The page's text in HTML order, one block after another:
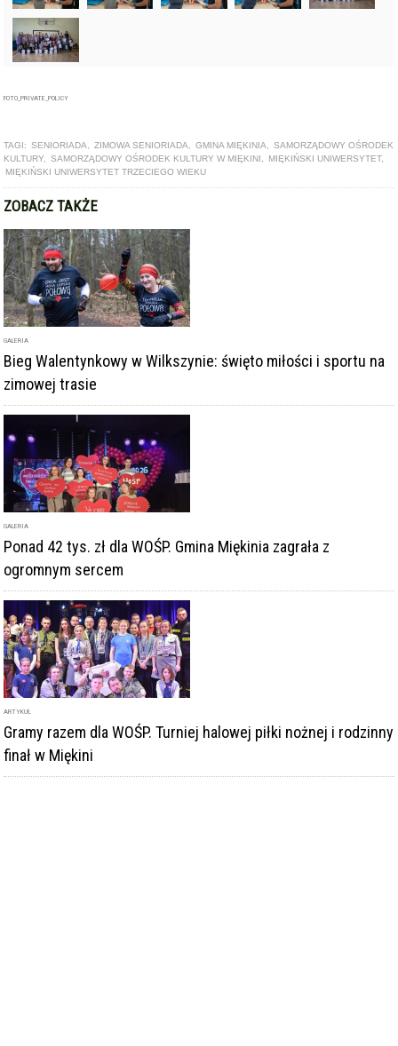
FOTO_PRIVATE_POLICY
TAGI: SENIORIADA ZIMOWA SENIORIADA GMINA MIĘKINIA
SAMORZĄDOWY OŚRODEK
KULTURY
SAMORZĄDOWY OŚRODEK KULTURY W MIĘKINI MIĘKIŃSKI UNIWERSYTET,
MIĘKIŃSKI UNIWERSYTET TRZECIEGO WIEKU
ZOBACZ TAKŻE
GALERIA
Bieg Walentynkowy w Wilkszynie: święto miłości i sportu na
zimowej trasie
GALERIA
Ponad 42 tys. zł dla WOŚP. Gmina Miękinia zagrała z
ogromnym sercem
ARTYKUŁ
Gramy razem dla WOŚP. Turniej halowej piłki nożnej i rodzinny
finał w Miękini